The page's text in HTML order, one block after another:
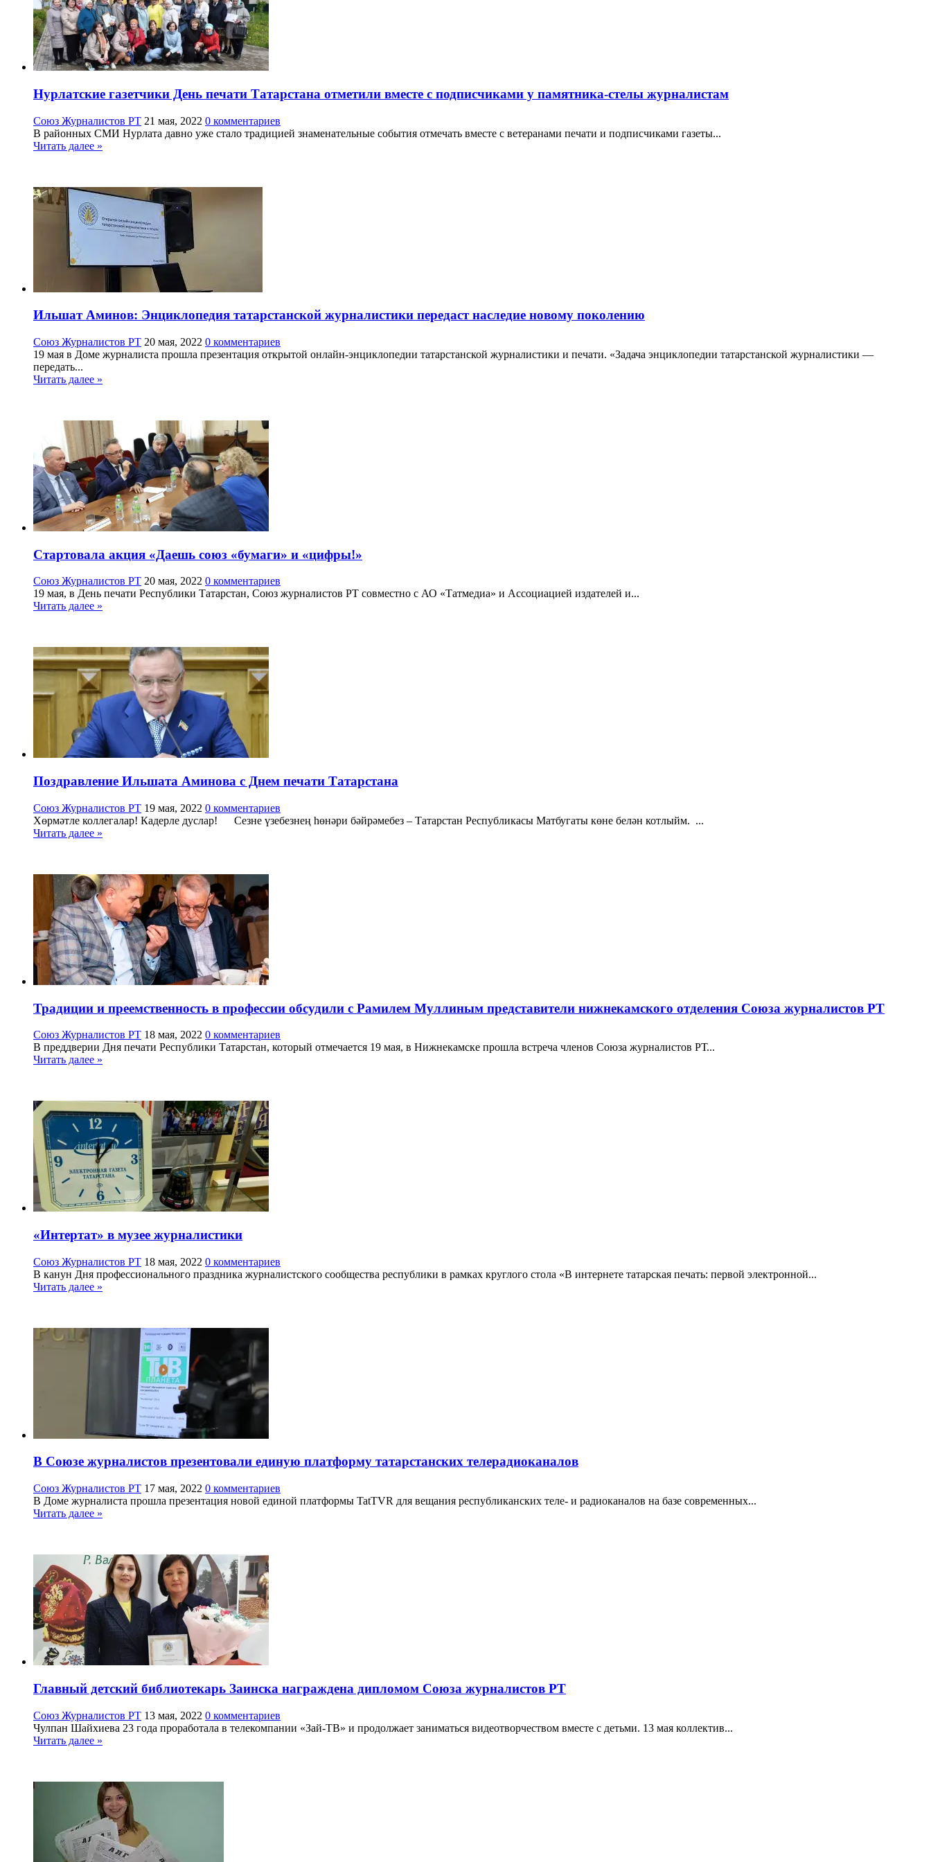
Нурлатские газетчики День печати Татарстана отметили вместе с подписчиками у памятника-стелы журналистам
Союз Журналистов РТ 21 мая, 2022 0 комментариев
В районных СМИ Нурлата давно уже стало традицией знаменательные события отмечать вместе с ветеранами печати и подписчиками газеты...
Читать далее »
Ильшат Аминов: Энциклопедия татарстанской журналистики передаст наследие новому поколению
Союз Журналистов РТ 20 мая, 2022 0 комментариев
19 мая в Доме журналиста прошла презентация открытой онлайн-энциклопедии татарстанской журналистики и печати. «Задача энциклопедии татарстанской журналистики —
передать...
Читать далее »
Стартовала акция «Даешь союз «бумаги» и «цифры!»
Союз Журналистов РТ 20 мая, 2022 0 комментариев
19 мая, в День печати Республики Татарстан, Союз журналистов РТ совместно с АО «Татмедиа» и Ассоциацией издателей и...
Читать далее »
Поздравление Ильшата Аминова с Днем печати Татарстана
Союз Журналистов РТ 19 мая, 2022 0 комментариев
Хөрмәтле коллегалар! Кадерле дуслар! Сезне үзебезнең һөнәри бәйрәмебез – Татарстан Республикасы Матбугаты көне белән котлыйм. ...
Читать далее »
Традиции и преемственность в профессии обсудили с Рамилем Муллиным представители нижнекамского отделения Союза журналистов РТ
Союз Журналистов РТ 18 мая, 2022 0 комментариев
В преддверии Дня печати Республики Татарстан, который отмечается 19 мая, в Нижнекамске прошла встреча членов Союза журналистов РТ...
Читать далее »
«Интертат» в музее журналистики
Союз Журналистов РТ 18 мая, 2022 0 комментариев
В канун Дня профессионального праздника журналистского сообщества республики в рамках круглого стола «В интернете татарская печать: первой электронной...
Читать далее »
В Союзе журналистов презентовали единую платформу татарстанских телерадиоканалов
Союз Журналистов РТ 17 мая, 2022 0 комментариев
В Доме журналиста прошла презентация новой единой платформы TatTVR для вещания республиканских теле- и радиоканалов на базе современных...
Читать далее »
Главный детский библиотекарь Заинска награждена дипломом Союза журналистов РТ
Союз Журналистов РТ 13 мая, 2022 0 комментариев
Чулпан Шайхиева 23 года проработала в телекомпании «Зай-ТВ» и продолжает заниматься видеотворчеством вместе с детьми. 13 мая коллектив...
Читать далее »